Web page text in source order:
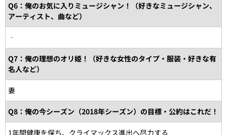
Q6：俺のお気に入りミュージシャン！（好きなミュージシャン、
アーティスト、曲など）
‐
Q7：俺の理想のオリ姫！（好きな女性のタイプ・服装・好きな有
名人など）
妻
Q8：俺の今シーズン（2018年シーズン）の目標・公約はこれだ！
1年間健康を保ち、クライマックス進出へ尽力する